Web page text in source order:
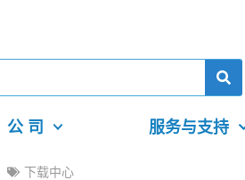
公 司 服务与支持
下载中心